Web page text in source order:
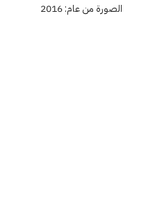
الصورة من عام: 2016